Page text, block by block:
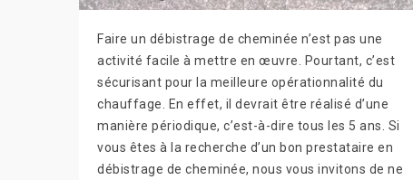
Faire un débistrage de cheminée n’est pas une
activité facile à mettre en œuvre. Pourtant, c’est
sécurisant pour la meilleure opérationnalité du
chauffage. En effet, il devrait être réalisé d’une
manière périodique, c’est-à-dire tous les 5 ans. Si
vous êtes à la recherche d’un bon prestataire en
débistrage de cheminée, nous vous invitons de ne